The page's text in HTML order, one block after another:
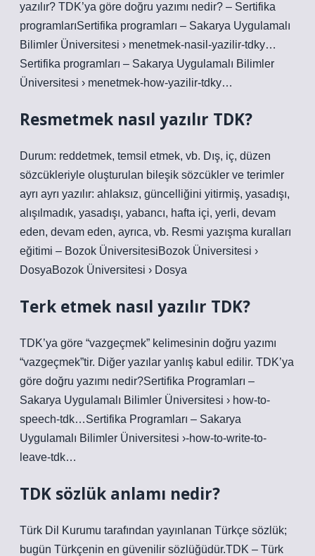
yazılır? TDK’ya göre doğru yazımı nedir? – Sertifika
programlarıSertifika programları – Sakarya Uygulamalı
Bilimler Üniversitesi › menetmek-nasil-yazilir-tdky…
Sertifika programları – Sakarya Uygulamalı Bilimler
Üniversitesi › menetmek-how-yazilir-tdky…
Resmetmek nasıl yazılır TDK?
Durum: reddetmek, temsil etmek, vb. Dış, iç, düzen
sözcükleriyle oluşturulan bileşik sözcükler ve terimler
ayrı ayrı yazılır: ahlaksız, güncelliğini yitirmiş, yasadışı,
alışılmadık, yasadışı, yabancı, hafta içi, yerli, devam
eden, devam eden, ayrıca, vb. Resmi yazışma kuralları
eğitimi – Bozok ÜniversitesiBozok Üniversitesi ›
DosyaBozok Üniversitesi › Dosya
Terk etmek nasıl yazılır TDK?
TDK’ya göre “vazgeçmek” kelimesinin doğru yazımı
“vazgeçmek”tir. Diğer yazılar yanlış kabul edilir. TDK’ya
göre doğru yazımı nedir?Sertifika Programları –
Sakarya Uygulamalı Bilimler Üniversitesi › how-to-
speech-tdk…Sertifika Programları – Sakarya
Uygulamalı Bilimler Üniversitesi ›-how-to-write-to-
leave-tdk…
TDK sözlük anlamı nedir?
Türk Dil Kurumu tarafından yayınlanan Türkçe sözlük;
bugün Türkçenin en güvenilir sözlüğüdür.TDK – Türk